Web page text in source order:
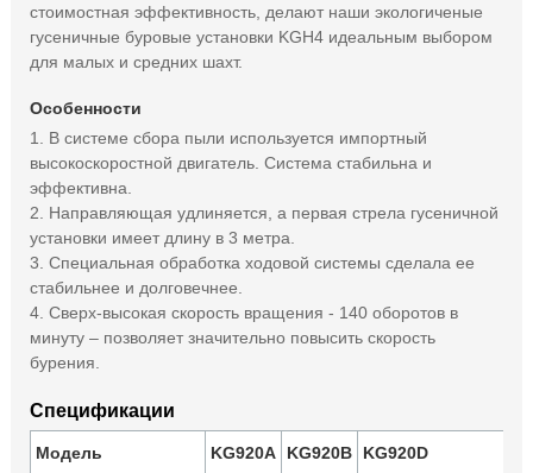
стоимостная эффективность, делают наши экологиченые
гусеничные буровые установки KGH4 идеальным выбором
для малых и средних шахт.
Особенности
1. В системе сбора пыли используется импортный
высокоскоростной двигатель. Система стабильна и
эффективна.
2. Направляющая удлиняется, а первая стрела гусеничной
установки имеет длину в 3 метра.
3. Специальная обработка ходовой системы сделала ее
стабильнее и долговечнее.
4. Сверх-высокая скорость вращения - 140 оборотов в
минуту – позволяет значительно повысить скорость
бурения.
Спецификации
Модель KG920A KG920B KG920D